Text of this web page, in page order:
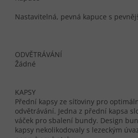
Nastavitelná, pevná kapuce s
ODVĚTRÁVÁNÍ
Žádné
KAPSY
Přední kapsy ze síťoviny pro
odvětrávání. Jedna z přední kapsa
váček pro sbalení bundy. Design
kapsy nekolikodovaly s lezeckým